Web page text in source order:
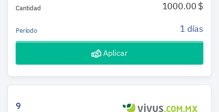
Cantidad 1000.00 $
Período 1 días
Aplicar
9